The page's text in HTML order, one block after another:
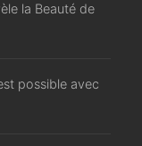
la Beauté de
possible avec